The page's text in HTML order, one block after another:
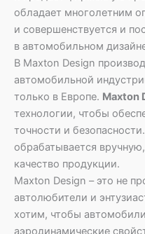
обладает многолетним
и совершенствуется и
в автомобильном
В Maxton Design
автомобильной
только в Европе. Maxton
технологии, чтобы
точности и
обрабатывается
качество продукции.
Maxton Design – это не
автолюбители и
хотим, чтобы
аэродинамические